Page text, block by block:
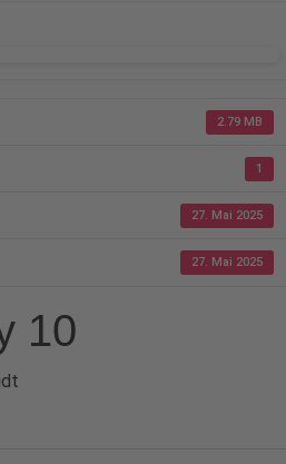
2.79 MB
1
27. Mai 2025
27. Mai 2025
10